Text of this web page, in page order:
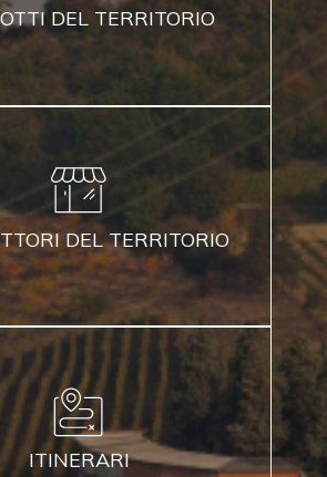
DEL TERRITORIO
DEL TERRITORIO
ITINERARI